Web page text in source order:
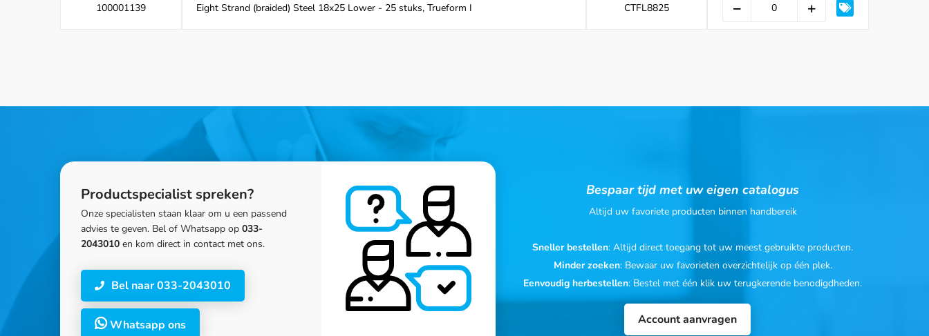
100001139 Eight Strand (braided) Steel 18x25 Lower - 25 stuks, Trueform I CTFL8825
Productspecialist spreken?
Onze specialisten staan klaar om u een passend
advies te geven. Bel of Whatsapp op 033-
2043010 en kom direct in contact met ons.
Bel naar 033-2043010
Whatsapp ons
Bespaar tijd met uw eigen catalogus
Altijd uw favoriete producten binnen handbereik
Sneller bestellen: Altijd direct toegang tot uw meest gebruikte producten.
Minder zoeken: Bewaar uw favorieten overzichtelijk op één plek.
Eenvoudig herbestellen: Bestel met één klik uw terugkerende benodigdheden.
Account aanvragen